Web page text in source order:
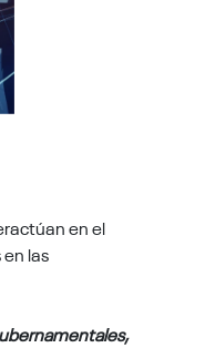
en el
las